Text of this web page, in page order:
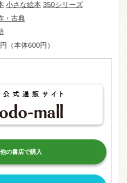
小さな絵本 350シリーズ
・古典
（本体600円）
の書店で購入